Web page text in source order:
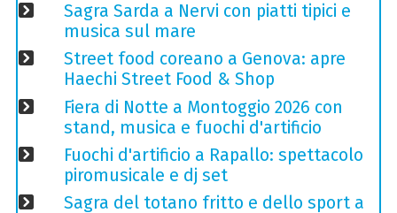
Sagra Sarda a Nervi con piatti tipici e
musica sul mare
Street food coreano a Genova: apre
Haechi Street Food & Shop
Fiera di Notte a Montoggio 2026 con
stand, musica e fuochi d'artificio
Fuochi d'artificio a Rapallo: spettacolo
piromusicale e dj set
Sagra del totano fritto e dello sport a